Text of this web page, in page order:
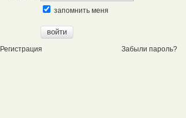
запомнить меня
Регистрация Забыли пароль?